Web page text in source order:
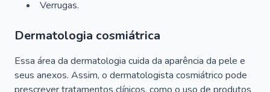
Verrugas.
Dermatologia cosmiátrica
Essa área da dermatologia cuida da aparência da pele e
seus anexos. Assim, o dermatologista cosmiátrico pode